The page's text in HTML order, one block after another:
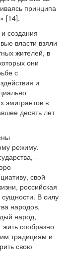
принципа
[14].
создания
власти взяли
жителей, в
они
с
и
эмигрантов в
десять лет
режиму.
–
свой
российская
В силу
народов,
народ,
жить сообразно
традициям и
свою